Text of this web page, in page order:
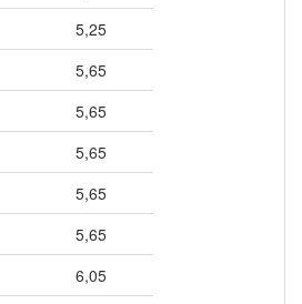
5,25
5,65
5,65
5,65
5,65
5,65
6,05